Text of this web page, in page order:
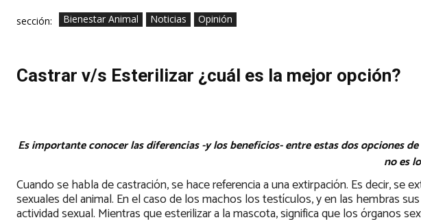
sección: Bienestar Animal Noticias Opinión
Castrar v/s Esterilizar ¿cuál es la mejor opción?
Es importante conocer las diferencias -y los beneficios- entre estas dos opciones
no es
Cuando se habla de castración, se hace referencia a una extirpación. Es decir, se
sexuales del animal. En el caso de los machos los testículos, y en las hembras
actividad sexual. Mientras que esterilizar a la mascota, significa que los órganos